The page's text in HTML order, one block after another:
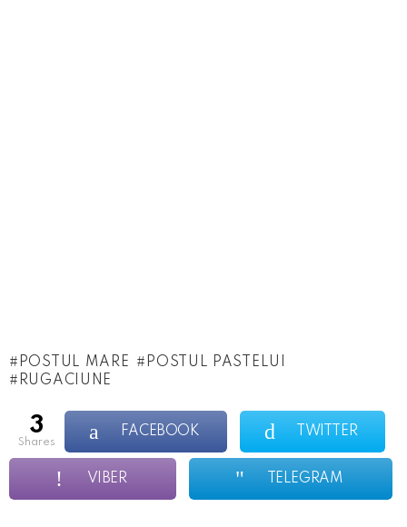
POSTUL MARE
POSTUL PASTELUI
RUGACIUNE
3
shares
FACEBOOK TWITTER
VIBER TELEGRAM